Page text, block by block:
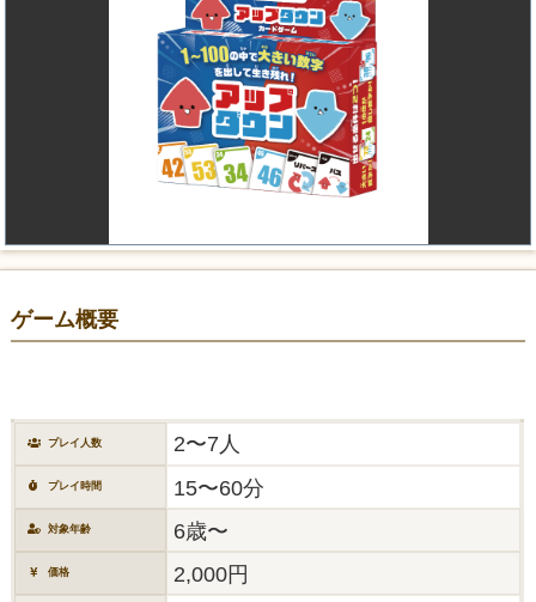
ゲーム概要
プレイ人数 2〜7人
プレイ時間 15〜60分
対象年齢 6歳〜
価格 2,000円